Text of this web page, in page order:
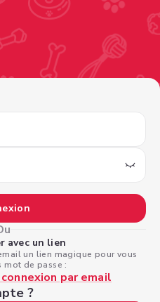
avec un lien
un lien magique pour vous
mot de passe :
par email
?
5a12-